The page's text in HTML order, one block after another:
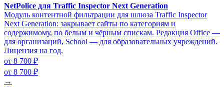
NetPolice для Traffic Inspector Next Generation
Модуль контентной фильтрации для шлюза Traffic Inspector
Next Generation: закрывает сайты по категориям и
содержимому, по белым и чёрным спискам. Редакция Office —
для организаций, School — для образовательных учреждений.
Лицензия на год.
от 8 700 ₽
от 8 700 ₽
→